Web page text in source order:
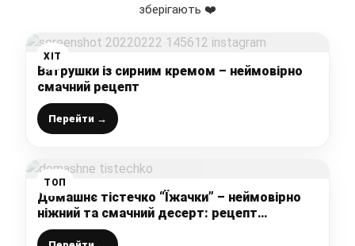
зберігають ❤️
ХІТ
Ватрушки із сирним кремом – неймовірно
смачний рецепт
Перейти →
ТОП
Домашнє тістечко “Їжачки” – неймовірно
ніжний та смачний десерт: рецепт
простенький та легкий, а смак дивовижний